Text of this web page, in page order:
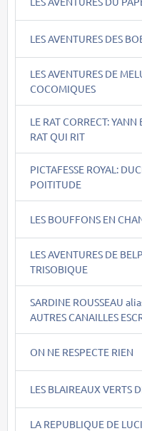
LES AVENTURES DES
LES AVENTURES DE
COCOMIQUES
LE RAT CORRECT: YANN
RAT QUI RIT
PICTAFESSE ROYAL:
POITITUDE
LES BOUFFONS EN
LES AVENTURES DE
TRISOBIQUE
SARDINE ROUSSEAU
AUTRES CANAILLES
ON NE RESPECTE RIEN
LES BLAIREAUX VERTS
LA REPUBLIQUE DE